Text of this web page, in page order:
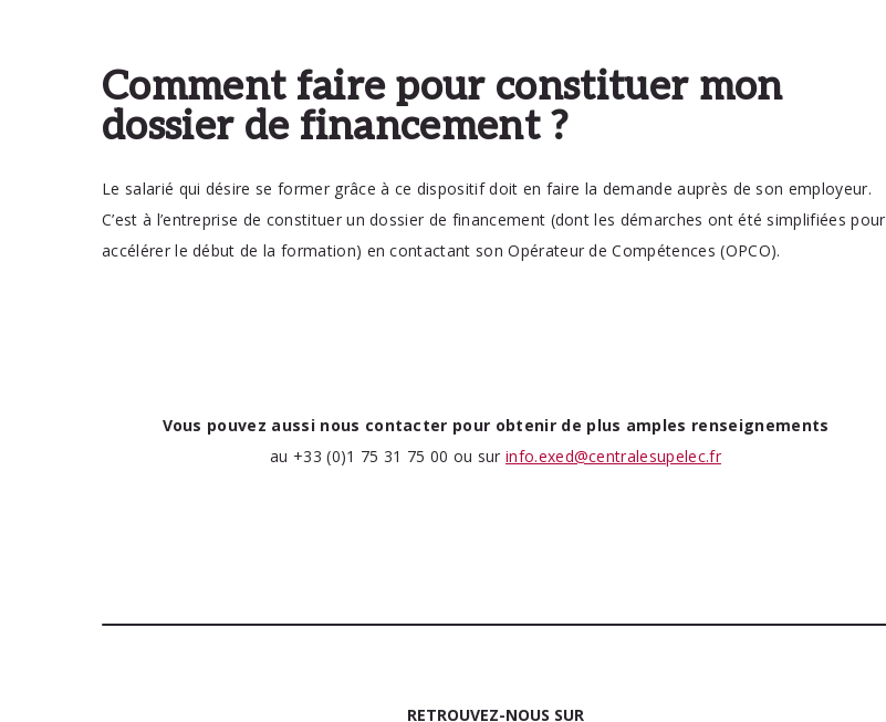
Comment faire pour constituer mon
dossier de financement ?
Le salarié qui désire se former grâce à ce dispositif doit en faire la demande auprès de son employeur.
C’est à l’entreprise de constituer un dossier de financement (dont les démarches ont été simplifiées pour
accélérer le début de la formation) en contactant son Opérateur de Compétences (OPCO).
Vous pouvez aussi nous contacter pour obtenir de plus amples renseignements
au +33 (0)1 75 31 75 00 ou sur info.exed@centralesupelec.fr
RETROUVEZ-NOUS SUR